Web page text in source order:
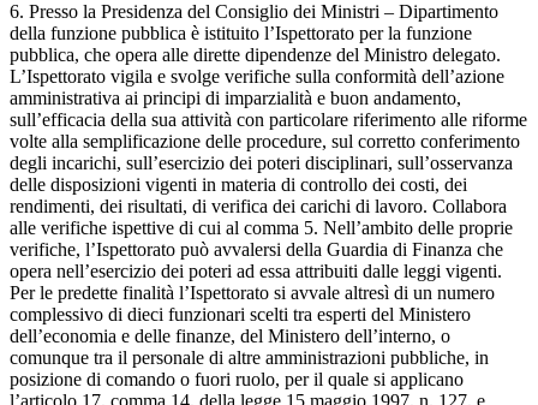
6. Presso la Presidenza del Consiglio dei Ministri – Dipartimento
della funzione pubblica è istituito l’Ispettorato per la funzione
pubblica, che opera alle dirette dipendenze del Ministro delegato.
L’Ispettorato vigila e svolge verifiche sulla conformità dell’azione
amministrativa ai principi di imparzialità e buon andamento,
sull’efficacia della sua attività con particolare riferimento alle riforme
volte alla semplificazione delle procedure, sul corretto conferimento
degli incarichi, sull’esercizio dei poteri disciplinari, sull’osservanza
delle disposizioni vigenti in materia di controllo dei costi, dei
rendimenti, dei risultati, di verifica dei carichi di lavoro. Collabora
alle verifiche ispettive di cui al comma 5. Nell’ambito delle proprie
verifiche, l’Ispettorato può avvalersi della Guardia di Finanza che
opera nell’esercizio dei poteri ad essa attribuiti dalle leggi vigenti.
Per le predette finalità l’Ispettorato si avvale altresì di un numero
complessivo di dieci funzionari scelti tra esperti del Ministero
dell’economia e delle finanze, del Ministero dell’interno, o
comunque tra il personale di altre amministrazioni pubbliche, in
posizione di comando o fuori ruolo, per il quale si applicano